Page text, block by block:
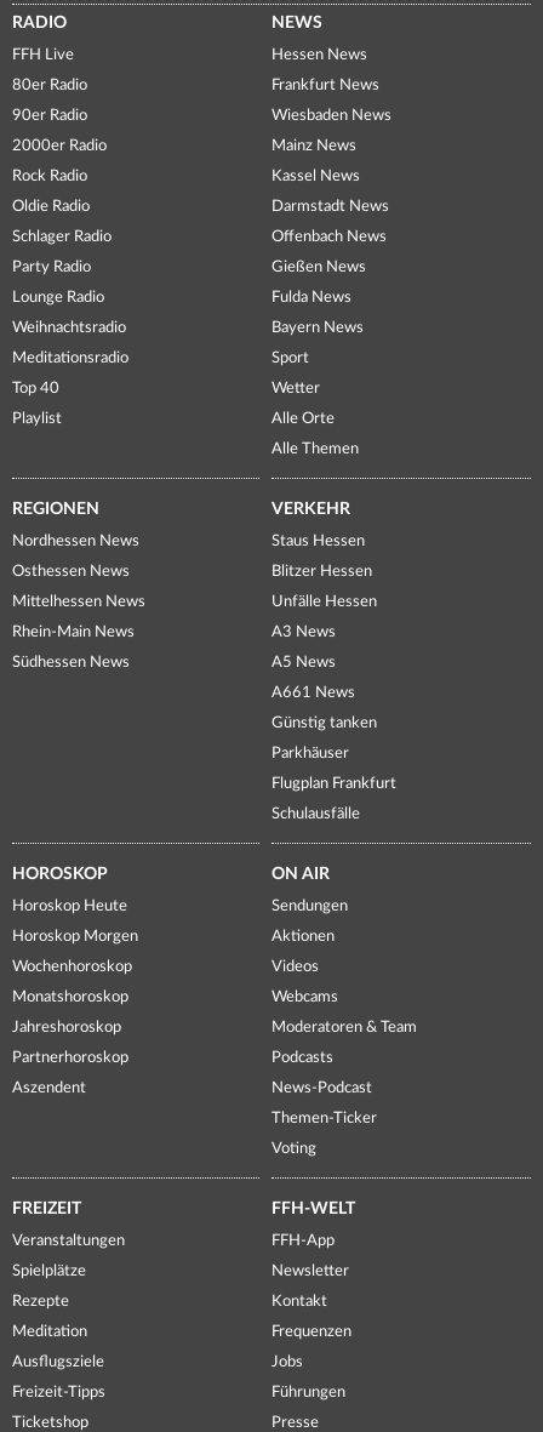
RADIO
FFH Live
80er Radio
90er Radio
2000er Radio
Rock Radio
Oldie Radio
Schlager Radio
Party Radio
Lounge Radio
Weihnachtsradio
Meditationsradio
Top 40
Playlist
NEWS
Hessen News
Frankfurt News
Wiesbaden News
Mainz News
Kassel News
Darmstadt News
Offenbach News
Gießen News
Fulda News
Bayern News
Sport
Wetter
Alle Orte
Alle Themen
REGIONEN
Nordhessen News
Osthessen News
Mittelhessen News
Rhein-Main News
Südhessen News
VERKEHR
Staus Hessen
Blitzer Hessen
Unfälle Hessen
A3 News
A5 News
A661 News
Günstig tanken
Parkhäuser
Flugplan Frankfurt
Schulausfälle
HOROSKOP
Horoskop Heute
Horoskop Morgen
Wochenhoroskop
Monatshoroskop
Jahreshoroskop
Partnerhoroskop
Aszendent
ON AIR
Sendungen
Aktionen
Videos
Webcams
Moderatoren & Team
Podcasts
News-Podcast
Themen-Ticker
Voting
FREIZEIT
Veranstaltungen
Spielplätze
Rezepte
Meditation
Ausflugsziele
Freizeit-Tipps
Ticketshop
FFH-WELT
FFH-App
Newsletter
Kontakt
Frequenzen
Jobs
Führungen
Presse